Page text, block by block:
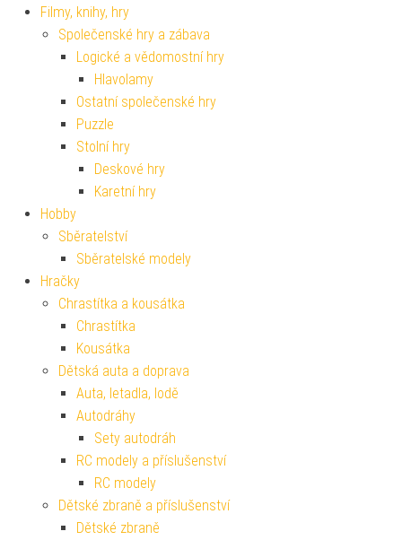
Filmy, knihy, hry
Společenské hry a zábava
Logické a vědomostní hry
Hlavolamy
Ostatní společenské hry
Puzzle
Stolní hry
Deskové hry
Karetní hry
Hobby
Sběratelství
Sběratelské modely
Hračky
Chrastítka a kousátka
Chrastítka
Kousátka
Dětská auta a doprava
Auta, letadla, lodě
Autodráhy
Sety autodráh
RC modely a příslušenství
RC modely
Dětské zbraně a příslušenství
Dětské zbraně